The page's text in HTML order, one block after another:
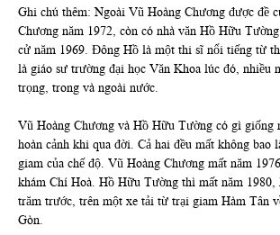
Ghi chú thêm: Ngoài Vũ Hoàng Chương được đề
Chương năm 1972, còn có nhà văn Hồ Hữu
cử năm 1969. Đông Hồ là một thi sĩ nổi tiếng từ
là giáo sư trường đại học Văn Khoa lúc đó, nhiều
trọng, trong và ngoài nước.
Vũ Hoàng Chương và Hồ Hữu Tường có gì giống
hoàn cảnh khi qua đời. Cả hai đều mất không bao
giam của chế độ. Vũ Hoàng Chương mất năm
khám Chí Hoà. Hồ Hữu Tường thì mất năm 1980,
trăm trước, trên một xe tải từ trại giam Hàm Tân
Gòn.